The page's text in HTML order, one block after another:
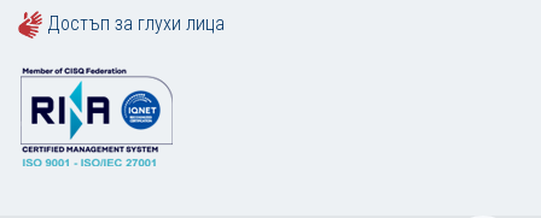
Достъп за глухи лица